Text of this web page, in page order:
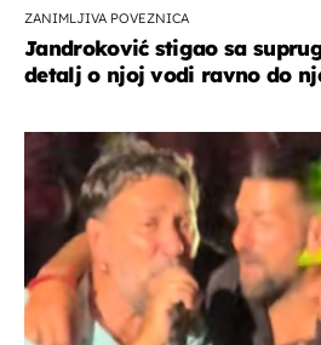
ZANIMLJIVA POVEZNICA
Jandroković stigao sa
detalj o njoj vodi ravno do